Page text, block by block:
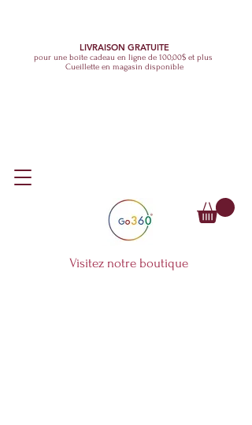
LIVRAISON GRATUITE
pour une boîte cadeau en ligne de 100,00$ et plus
Cueillette en magasin disponible
Visitez notre boutique